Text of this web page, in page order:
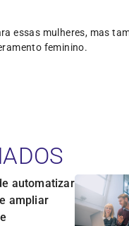
essas mulheres, mas
feminino.
automatizar
ampliar